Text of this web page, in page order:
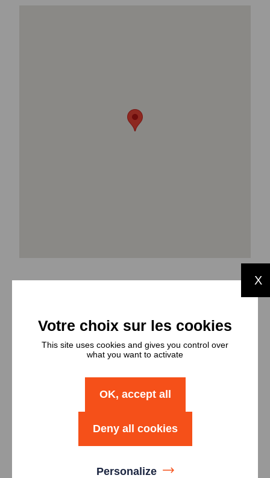
Types et
nombres de
logements
Nombre
Logement T1 27
X
This site uses cookies and gives you control over
what you want to activate
OK, accept all
Deny all cookies
Personalize